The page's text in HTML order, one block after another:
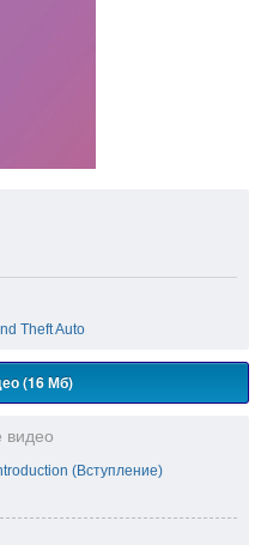
Theft Auto
(16 Мб)
видео
(Вступление)